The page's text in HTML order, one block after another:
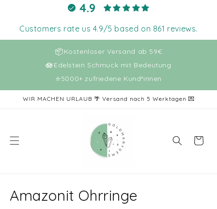
4.9
Customers rate us 4.9/5 based on 861 reviews.
📦Kostenloser Versand ab 59€
🪷Edelstein Schmuck mit Bedeutung
⭐5000+ zufriedene Kund*innen
WIR MACHEN URLAUB 🌴 Versand nach 5 Werktagen 💌
Warenkorb
K
Amazonit Ohrringe